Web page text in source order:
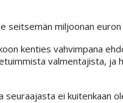
seitsemän miljoonan
kenties vahvimpana
valmentajista, ja
ei kuitenkaan